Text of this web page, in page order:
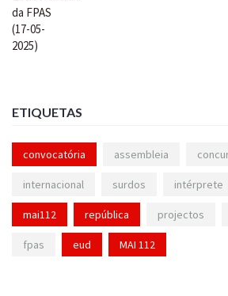
ETIQUETAS
convocatória assembleia
internacional surdos intérprete
mai112 república projectos
fpas eud MAI 112